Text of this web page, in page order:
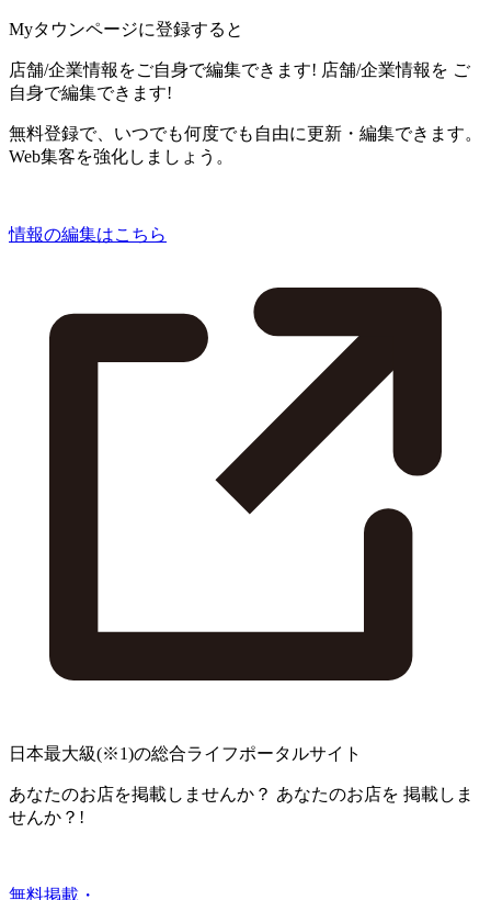
Myタウンページに登録すると
店舗/企業情報をご自身で編集できます! 店舗/企業情報を ご
自身で編集できます!
無料登録で、いつでも何度でも自由に更新・編集できます。
Web集客を強化しましょう。
情報の編集はこちら
日本最大級(※1)の総合ライフポータルサイト
あなたのお店を掲載しませんか？ あなたのお店を 掲載しま
せんか？!
無料掲載・